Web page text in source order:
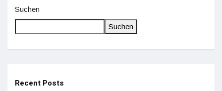
Suchen
Suchen
Recent Posts